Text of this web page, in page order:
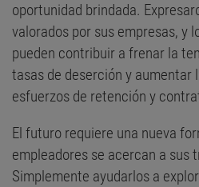
oportunidad brindada.
valorados por sus empresas, y
pueden contribuir a frenar la
tasas de deserción y aumentar
esfuerzos de retención y
El futuro requiere una nueva
empleadores se acercan a sus
Simplemente ayudarlos a